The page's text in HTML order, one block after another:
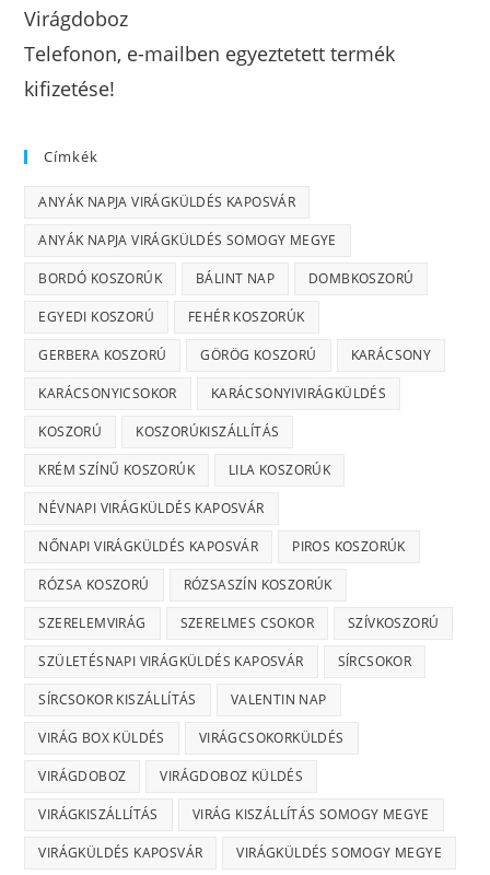
Virágdoboz
Telefonon, e-mailben egyeztetett termék
kifizetése!
Címkék
ANYÁK NAPJA VIRÁGKÜLDÉS KAPOSVÁR
ANYÁK NAPJA VIRÁGKÜLDÉS SOMOGY MEGYE
BORDÓ KOSZORÚK BÁLINT NAP DOMBKOSZORÚ
EGYEDI KOSZORÚ FEHÉR KOSZORÚK
GERBERA KOSZORÚ GÖRÖG KOSZORÚ KARÁCSONY
KARÁCSONYICSOKOR KARÁCSONYIVIRÁGKÜLDÉS
KOSZORÚ KOSZORÚKISZÁLLÍTÁS
KRÉM SZÍNŰ KOSZORÚK LILA KOSZORÚK
NÉVNAPI VIRÁGKÜLDÉS KAPOSVÁR
NŐNAPI VIRÁGKÜLDÉS KAPOSVÁR PIROS KOSZORÚK
RÓZSA KOSZORÚ RÓZSASZÍN KOSZORÚK
SZERELEMVIRÁG SZERELMES CSOKOR SZÍVKOSZORÚ
SZÜLETÉSNAPI VIRÁGKÜLDÉS KAPOSVÁR SÍRCSOKOR
SÍRCSOKOR KISZÁLLÍTÁS VALENTIN NAP
VIRÁG BOX KÜLDÉS VIRÁGCSOKORKÜLDÉS
VIRÁGDOBOZ VIRÁGDOBOZ KÜLDÉS
VIRÁGKISZÁLLÍTÁS VIRÁG KISZÁLLÍTÁS SOMOGY MEGYE
VIRÁGKÜLDÉS KAPOSVÁR VIRÁGKÜLDÉS SOMOGY MEGYE